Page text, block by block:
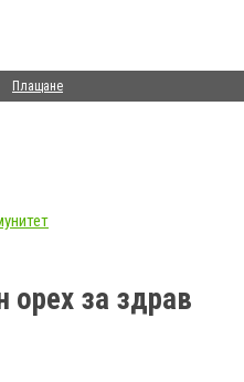
Плащане
орех за здрав